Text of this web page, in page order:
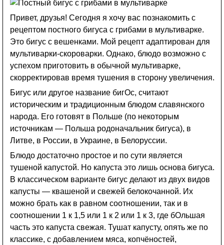
Привет, друзья! Сегодня я хочу вас познакомить с
рецептом постного бигуса с грибами в мультиварке.
Это бигус с вешенками. Мой рецепт адаптирован для
мультиварки-скороварки. Однако, блюдо возможно с
успехом приготовить в обычной мультиварке,
скорректировав время тушения в сторону увеличения.
Бигус или другое название бигОс, считают
историческим и традиционным блюдом славянского
народа. Его готовят в Польше (по некоторым
источникам — Польша родоначальник бигуса), в
Литве, в России, в Украине, в Белоруссии.
Блюдо достаточно простое и по сути является
тушеной капустой. Но капуста это лишь основа бигуса.
В классическом варианте бигус делают из двух видов
капусты — квашеной и свежей белокочанной. Их
можно брать как в равном соотношении, так и в
соотношении 1 к 1,5 или 1 к 2 или 1 к 3, где бОльшая
часть это капуста свежая. Тушат капусту, опять же по
классике, с добавлением мяса, копчёностей,